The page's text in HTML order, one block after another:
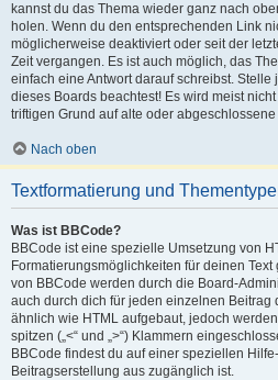
kannst du das Thema wieder ganz nach
holen. Wenn du den entsprechenden Link
möglicherweise deaktiviert oder seit der
Zeit vergangen. Es ist auch möglich, das
einfach eine Antwort darauf schreibst.
dieses Boards beachtest! Es wird meist
triftigen Grund auf alte oder
Nach oben
Textformatierung und
Was ist BBCode?
BBCode ist eine spezielle Umsetzung von
Formatierungsmöglichkeiten für deinen
von BBCode werden durch die Board-
auch durch dich für jeden einzelnen Beitrag
ähnlich wie HTML aufgebaut, jedoch werden
spitzen („<“ und „>“) Klammern
BBCode findest du auf einer speziellen
Beitragserstellung aus zugänglich ist.